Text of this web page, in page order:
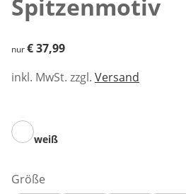
Spitzenmotiv
€ 37,99
nur€ 37,99
inkl. MwSt. zzgl. Versand
weiß
Größe